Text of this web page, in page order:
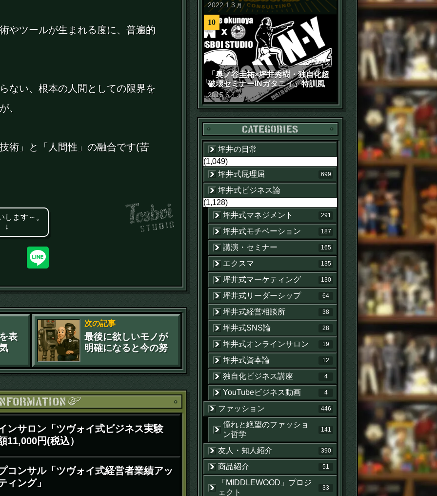
やツールが生まれる度に、普遍的
ない、根本の人間としての限界を
、
術」と「人間性」の融合です(苦
します～。
表
次の記事
最後に欲しいモノが
明確になると今の努
お知らせ
ンサロン「ツヴォイ式ビジネス実験
11,000円(税込）
コンサル「ツヴォイ式経営者業績アッ
ィング」
2022.1 .3 月
10
「奥ノ谷圭祐×坪井秀樹・独自化超
破壊セミナーINガタニイ」特訓風
景動画（苦笑）
2015.6.4 木
カテゴリー
坪井の日常
(1,049)
坪井式屁理屈
699
坪井式ビジネス論
(1,128)
坪井式マネジメント
291
坪井式モチベーション 187
講演・セミナー 165
エクスマ 135
坪井式マーケティング 130
坪井式リーダーシップ 64
坪井式経営相談所 38
坪井式SNS論 28
坪井式オンラインサロン 19
坪井式資本論 12
独自化ビジネス講座 4
YouTubeビジネス動画 4
ファッション 446
憧れと絶望のファッショ
ン哲学
141
友人・知人紹介 390
商品紹介 51
「MIDDLEWOOD」プロジ
ェクト
33